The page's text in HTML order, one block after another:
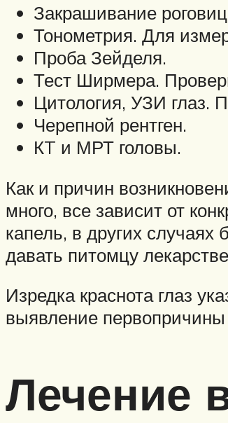
Закрашивание
Тонометрия. Для
Проба Зейделя.
Тест Ширмера.
Цитология, УЗИ глаз.
Черепной рентген.
КT и МРТ головы.
Как и причин
много, все зависит от
капель, в других
давать питомцу
Изредка краснота глаз
выявление первопричины
Лечение